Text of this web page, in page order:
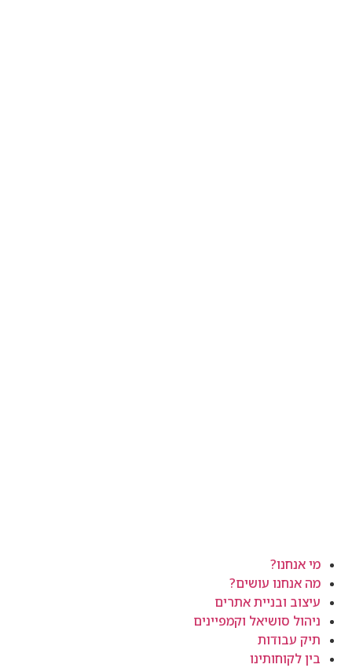
מי אנחנו?
מה אנחנו עושים?
עיצוב ובניית אתרים
ניהול סושיאל וקמפיינים
תיק עבודות
בין לקוחותינו